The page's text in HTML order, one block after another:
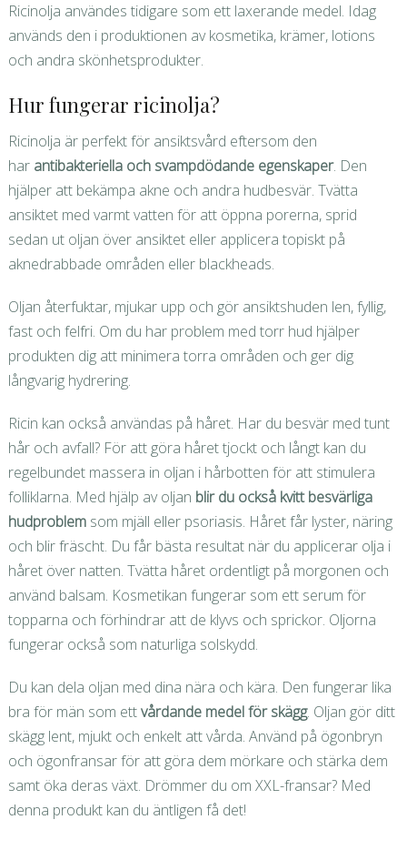
Ricinolja användes tidigare som ett laxerande medel. Idag
används den i produktionen av kosmetika, krämer, lotions
och andra skönhetsprodukter.
Hur fungerar ricinolja?
Ricinolja är perfekt för ansiktsvård eftersom den
har antibakteriella och svampdödande egenskaper. Den
hjälper att bekämpa akne och andra hudbesvär. Tvätta
ansiktet med varmt vatten för att öppna porerna, sprid
sedan ut oljan över ansiktet eller applicera topiskt på
aknedrabbade områden eller blackheads.
Oljan återfuktar, mjukar upp och gör ansiktshuden len, fyllig,
fast och felfri. Om du har problem med torr hud hjälper
produkten dig att minimera torra områden och ger dig
långvarig hydrering.
Ricin kan också användas på håret. Har du besvär med tunt
hår och avfall? För att göra håret tjockt och långt kan du
regelbundet massera in oljan i hårbotten för att stimulera
folliklarna. Med hjälp av oljan blir du också kvitt besvärliga
hudproblemsom mjäll eller psoriasis. Håret får lyster, näring
och blir fräscht. Du får bästa resultat när du applicerar olja i
håret över natten. Tvätta håret ordentligt på morgonen och
använd balsam. Kosmetikan fungerar som ett serum för
topparna och förhindrar att de klyvs och sprickor. Oljorna
fungerar också som naturliga solskydd.
Du kan dela oljan med dina nära och kära. Den fungerar lika
bra för män som ettvårdande medel för skägg. Oljan gör ditt
skägg lent, mjukt och enkelt att vårda. Använd på ögonbryn
och ögonfransar för att göra dem mörkare och stärka dem
samt öka deras växt. Drömmer du om XXL-fransar? Med
denna produkt kan du äntligen få det!